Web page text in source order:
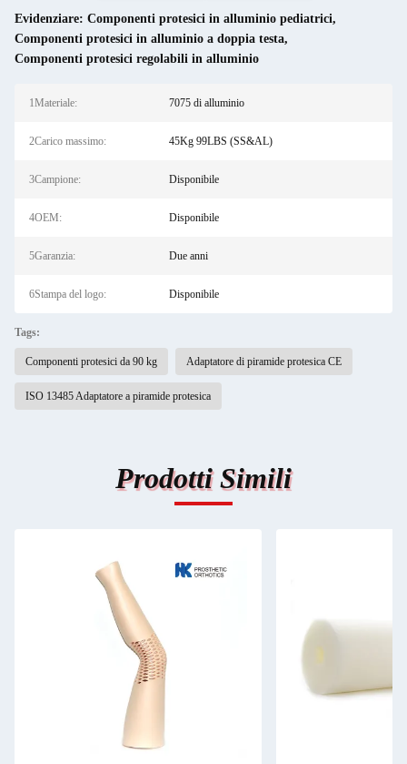
Evidenziare: Componenti protesici in alluminio pediatrici,
Componenti protesici in alluminio a doppia testa,
Componenti protesici regolabili in alluminio
1Materiale: 7075 di alluminio
2Carico massimo: 45Kg 99LBS (SS&AL)
3Campione: Disponibile
4OEM: Disponibile
5Garanzia: Due anni
6Stampa del logo: Disponibile
Tags:
Componenti protesici da 90 kg Adaptatore di piramide protesica CE
ISO 13485 Adaptatore a piramide protesica
Prodotti Simili